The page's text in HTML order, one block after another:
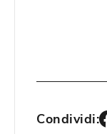
Condividi: